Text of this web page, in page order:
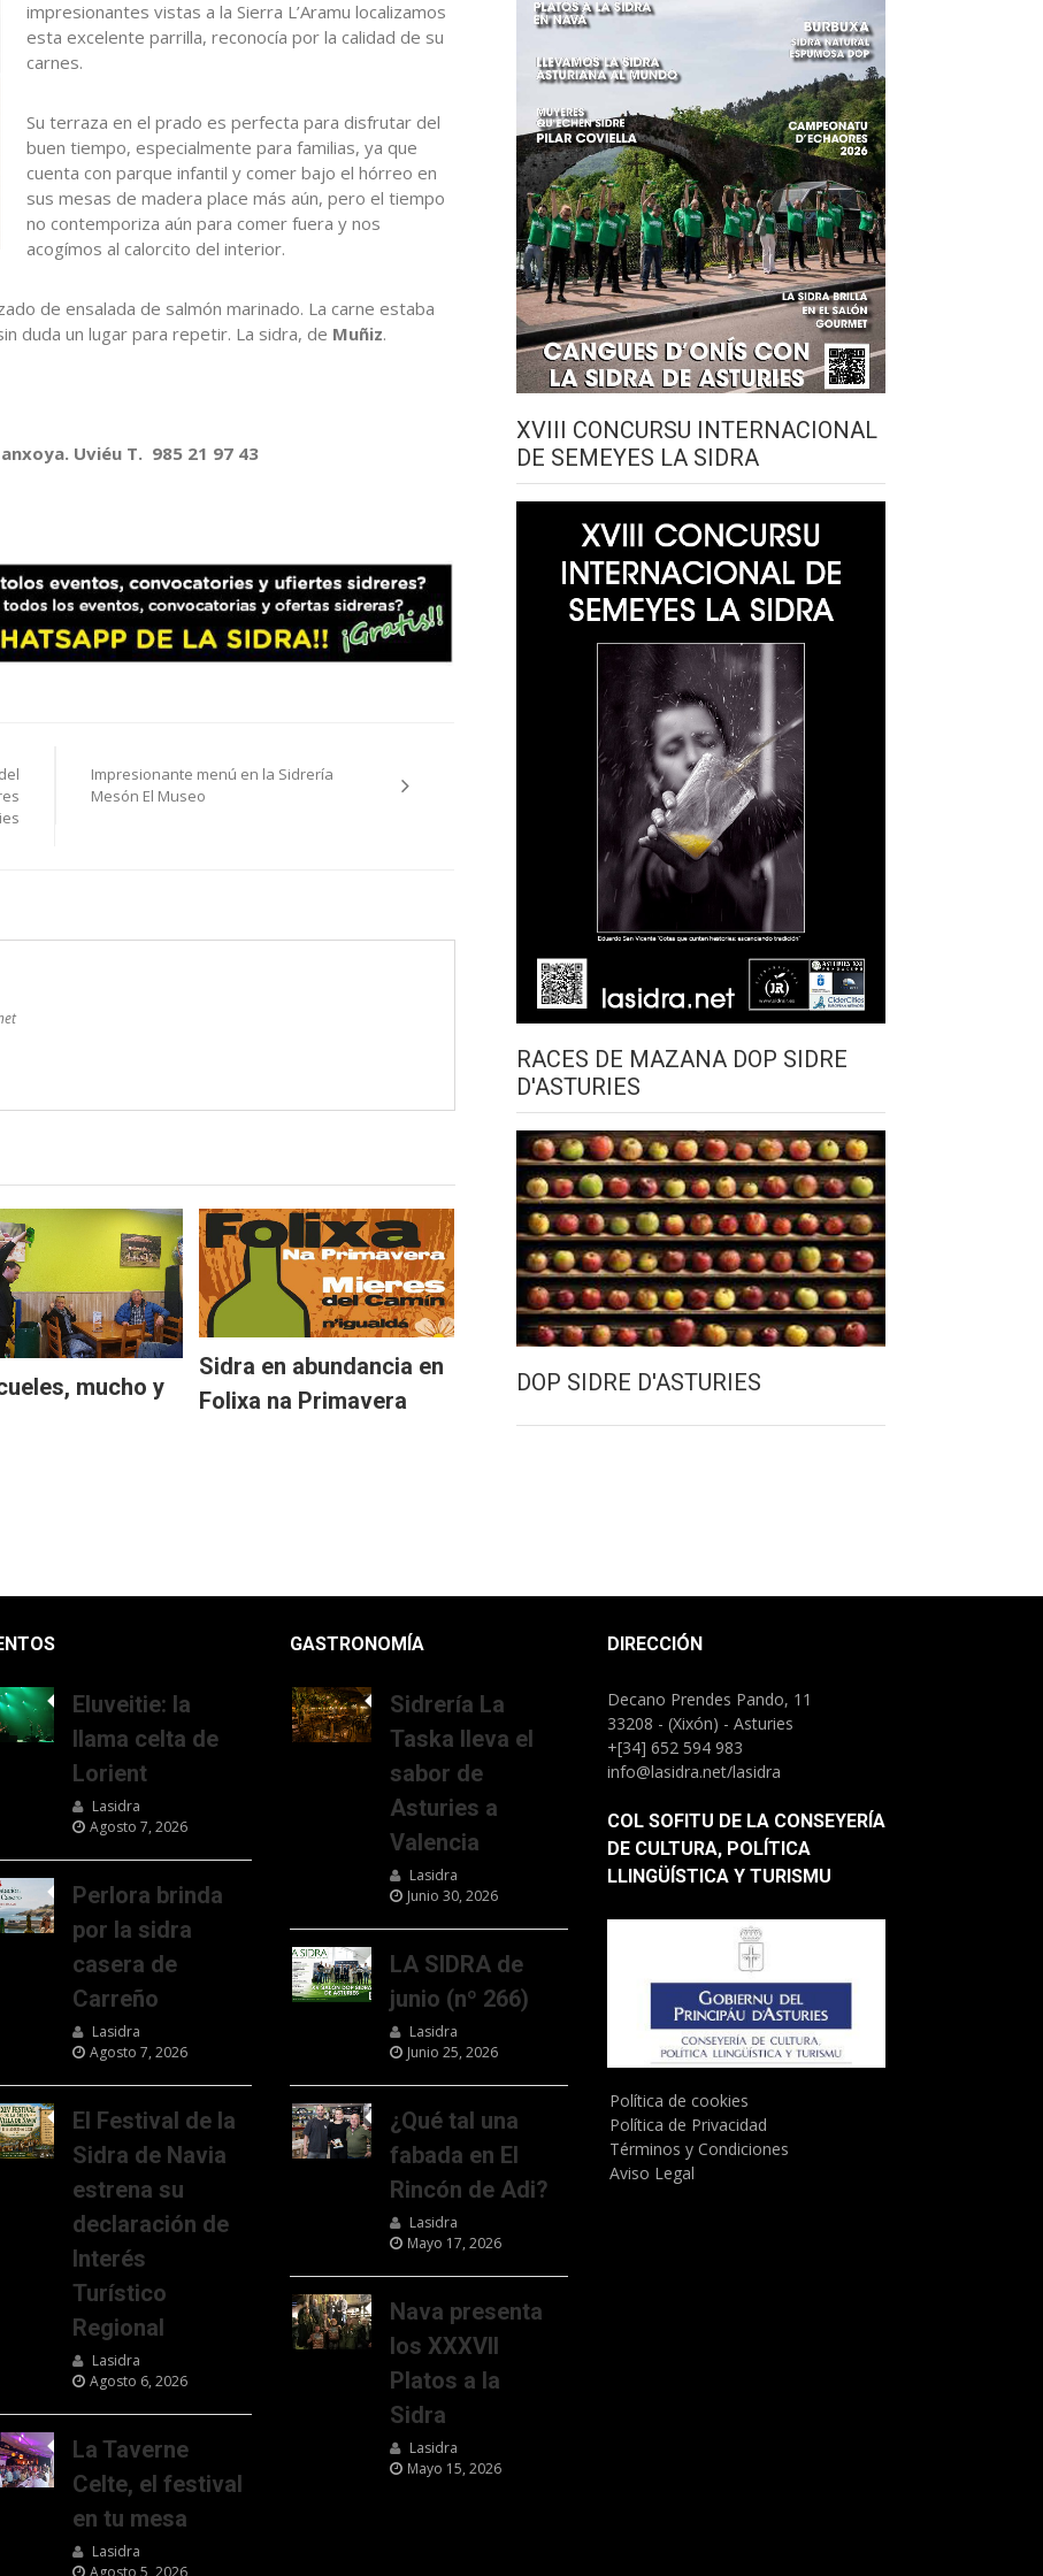
impresionantes vistas a la Sierra L’Aramu localizamos
esta excelente parrilla, reconocía por la calidad de su
carnes.
Su terraza en el prado es perfecta para disfrutar del
buen tiempo, especialmente para familias, ya que
cuenta con parque infantil y comer bajo el hórreo en
sus mesas de madera place más aún, pero el tiempo
no contemporiza aún para comer fuera y nos
acogímos al calorcito del interior.
de ensalada de salmón marinado. La carne estaba
duda un lugar para repetir. La sidra, de Muñiz.
Uviéu T. 985 21 97 43
Impresionante menú en la Sidrería
Mesón El Museo
mucho y
Sidra en abundancia en
Folixa na Primavera
XVIII CONCURSU INTERNACIONAL
DE SEMEYES LA SIDRA
RACES DE MAZANA DOP SIDRE
D'ASTURIES
DOP SIDRE D'ASTURIES
Eluveitie: la
llama celta de
Lorient
Lasidra
Agosto 7, 2026
Perlora brinda
por la sidra
casera de
Carreño
Lasidra
Agosto 7, 2026
El Festival de la
Sidra de Navia
estrena su
declaración de
Interés
Turístico
Regional
Lasidra
Agosto 6, 2026
La Taverne
Celte, el festival
en tu mesa
Lasidra
Agosto 5, 2026
GASTRONOMÍA
Sidrería La
Taska lleva el
sabor de
Asturies a
Valencia
Lasidra
Junio 30, 2026
LA SIDRA de
junio (nº 266)
Lasidra
Junio 25, 2026
¿Qué tal una
fabada en El
Rincón de Adi?
Lasidra
Mayo 17, 2026
Nava presenta
los XXXVII
Platos a la
Sidra
Lasidra
Mayo 15, 2026
DIRECCIÓN
Decano Prendes Pando, 11
33208 - (Xixón) - Asturies
+[34] 652 594 983
info@lasidra.net/lasidra
COL SOFITU DE LA CONSEYERÍA
DE CULTURA, POLÍTICA
LLINGÜÍSTICA Y TURISMU
Política de cookies
Política de Privacidad
Términos y Condiciones
Aviso Legal